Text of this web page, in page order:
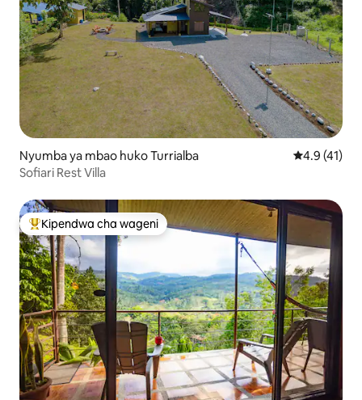
Nyumba ya mbao huko Turrialba Ukadiriaji
4.9 (41)
Sofiari Rest Villa
Kipendwa maarufu cha wageni
Kipendwa cha wageni